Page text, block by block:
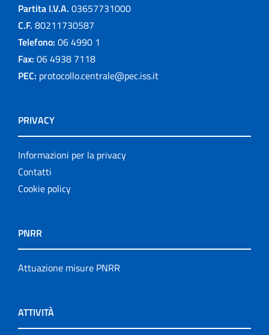
Partita I.V.A. 03657731000
C.F. 80211730587
Telefono: 06 4990 1
Fax: 06 4938 7118
PEC: protocollo.centrale@pec.iss.it
PRIVACY
Informazioni per la privacy
Contatti
Cookie policy
PNRR
Attuazione misure PNRR
ATTIVITÀ